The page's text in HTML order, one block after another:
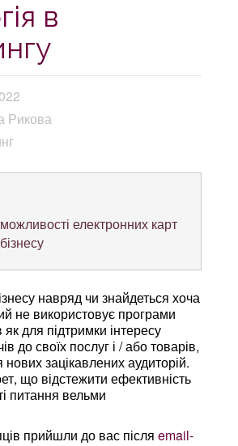
в
Рикова
електронних карт
навряд чи знайдеться хоча
не використовує програми
як для підтримки інтересу
до своїх послуг і / або товарів,
нових зацікавлених аудиторій.
що відстежити ефективність
питання вельми
прийшли до вас після email-